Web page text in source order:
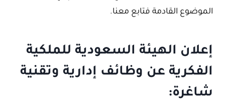
الموضوع القادمة فتابع معنا.
إعلان الهيئة السعودية للملكية
الفكرية عن وظائف إدارية وتقنية
شاغرة: